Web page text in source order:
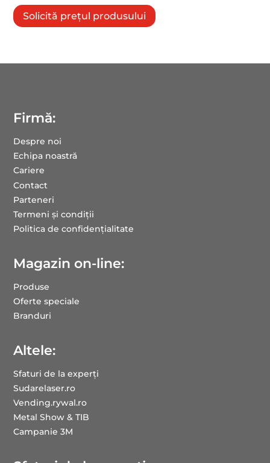
Solicită prețul produsului
Firmă:
Despre noi
Echipa noastră
Cariere
Contact
Parteneri
Termeni și condiții
Politica de confidențialitate
Magazin on-line:
Produse
Oferte speciale
Branduri
Altele:
Sfaturi de la experți
Sudarelaser.ro
Vending.rywal.ro
Metal Show & TIB
Campanie 3M